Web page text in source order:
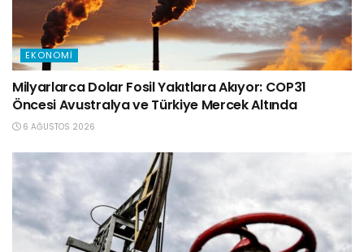
EKONOMI
Milyarlarca Dolar Fosil Yakıtlara Akıyor: COP31
Öncesi Avustralya ve Türkiye Mercek Altında
6 AĞUSTOS 2026